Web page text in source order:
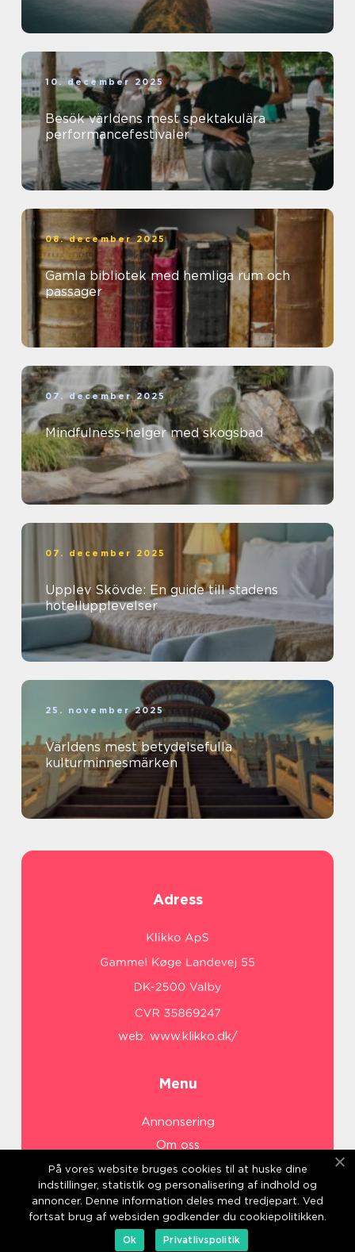
10. december 2025
Besök världens mest spektakulära
performancefestivaler
08. december 2025
Gamla bibliotek med hemliga rum och
passager
07. december 2025
Mindfulness-helger med skogsbad
07. december 2025
Upplev Skövde: En guide till stadens
hotellupplevelser
25. november 2025
Världens mest betydelsefulla
kulturminnesmärken
Adress
web: www.klikko.dk/
Menu
Annonsering
Om oss
Cookies
Kontakta oss
Sitemap
På vores website bruges cookies til at huske dine
indstillinger, statistik og personalisering af indhold og
annoncer. Denne information deles med tredjepart. Ved
fortsat brug af websiden godkender du cookiepolitikken.
Ok
Privatlivspolitik